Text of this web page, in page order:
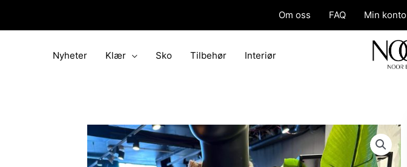
Om oss FAQ Min konto
Nyheter Klær Sko Tilbehør Interiør